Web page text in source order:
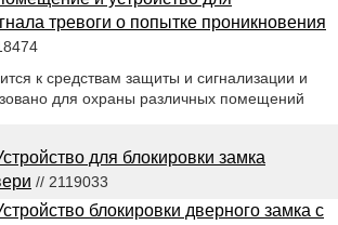
тревоги о попытке проникновения
к средствам защиты и сигнализации и
для охраны различных помещений
для блокировки замка
// 2119033
блокировки дверного замка с